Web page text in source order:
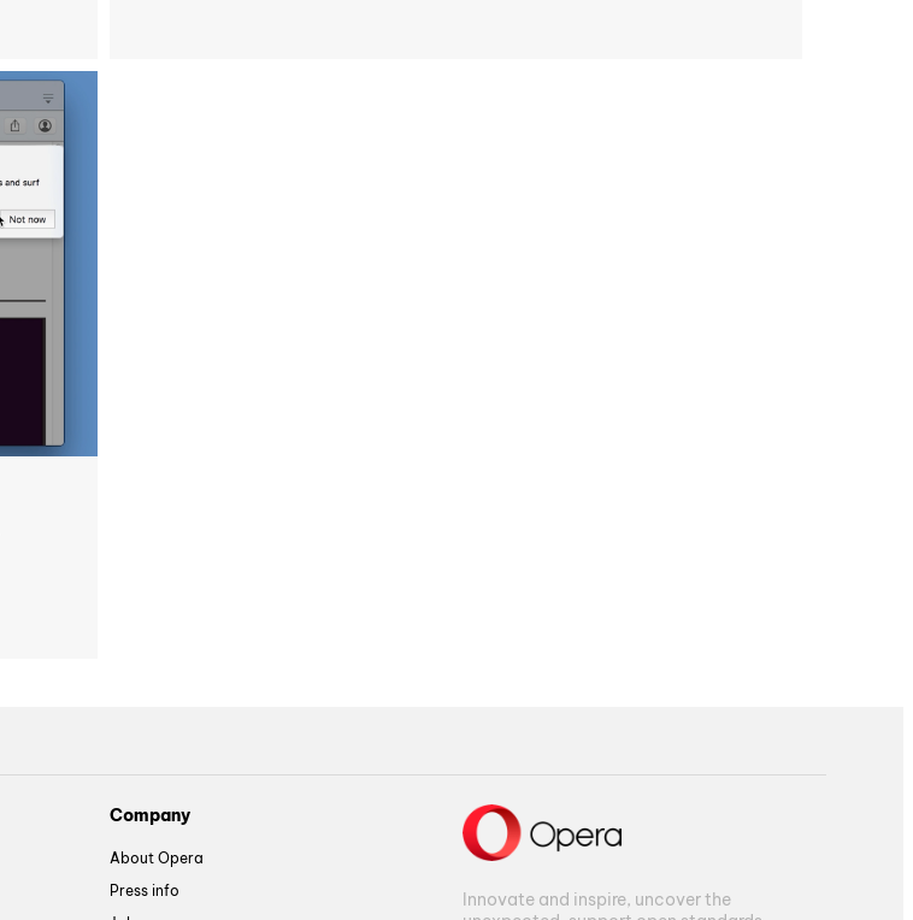
Company
About Opera
Press info
Innovate and inspire, uncover the